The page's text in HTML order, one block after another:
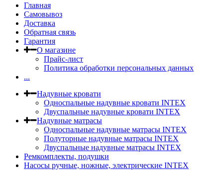
Главная
Самовывоз
Доставка
Обратная связь
Гарантия
О магазине
Прайс-лист
Политика обработки персональных данных
...
Надувные кровати
Односпальные надувные кровати INTEX
Двуспальные надувные кровати INTEX
Надувные матрасы
Односпальные надувные матрасы INTEX
Полуторные надувные матрасы INTEX
Двуспальные надувные матрасы INTEX
Ремкомплекты, подушки
Насосы ручные, ножные, электрические INTEX